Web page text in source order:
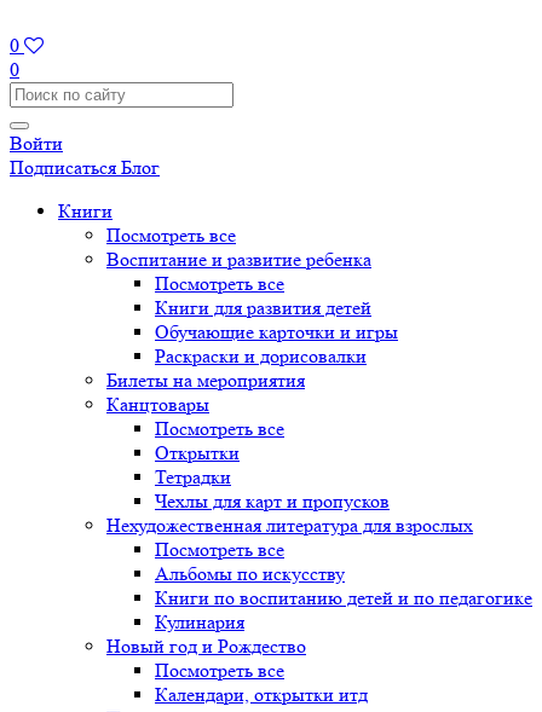
0
0
Войти
Подписаться Блог
Книги
Посмотреть все
Воспитание и развитие ребенка
Посмотреть все
Книги для развития детей
Обучающие карточки и игры
Раскраски и дорисовалки
Билеты на мероприятия
Канцтовары
Посмотреть все
Открытки
Тетрадки
Чехлы для карт и пропусков
Нехудожественная литература для взрослых
Посмотреть все
Альбомы по искусству
Книги по воспитанию детей и по педагогике
Кулинария
Новый год и Рождество
Посмотреть все
Календари, открытки итд